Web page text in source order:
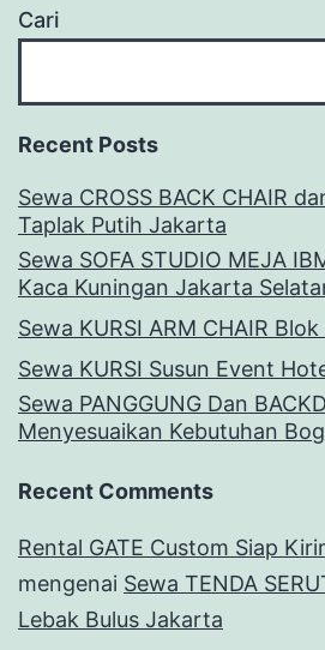
Cari
Recent Posts
Sewa CROSS BACK CHAIR
Taplak Putih Jakarta
Sewa SOFA STUDIO MEJA
Kaca Kuningan Jakarta
Sewa KURSI ARM CHAIR
Sewa KURSI Susun Event
Sewa PANGGUNG Dan
Menyesuaikan Kebutuhan
Recent Comments
Rental GATE Custom Siap
mengenai Sewa TENDA
Lebak Bulus Jakarta